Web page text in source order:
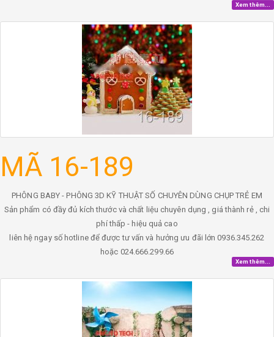
Xem thêm...
MÃ 16-189
PHÔNG BABY - PHÔNG 3D KỸ THUẬT SỐ CHUYÊN DÙNG CHỤP TRẺ EM
Sản phẩm có đầy đủ kích thước và chất liệu chuyên dụng , giá thành rẻ , chi
phí thấp - hiệu quả cao
liên hệ ngay số hotline để được tư vấn và hưởng ưu đãi lớn 0936.345.262
hoặc 024.666.299.66
Xem thêm...